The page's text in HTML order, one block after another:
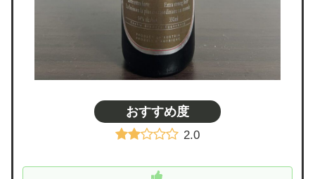
おすすめ度
2.0